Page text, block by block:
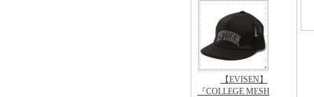
【EVISEN】
『COLLEGE MESH